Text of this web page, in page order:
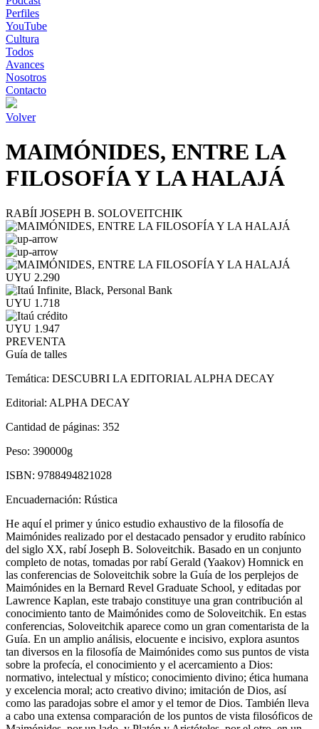
Perfiles
YouTube
Cultura
Todos
Avances
Nosotros
Contacto
Volver
MAIMÓNIDES, ENTRE LA
FILOSOFÍA Y LA HALAJÁ
RABÍI JOSEPH B. SOLOVEITCHIK
UYU 2.290
UYU 1.718
UYU 1.947
PREVENTA
Guía de talles
Temática: DESCUBRI LA EDITORIAL ALPHA DECAY
Editorial: ALPHA DECAY
Cantidad de páginas: 352
Peso: 390000g
ISBN: 9788494821028
Encuadernación: Rústica
He aquí el primer y único estudio exhaustivo de la filosofía de
Maimónides realizado por el destacado pensador y erudito rabínico
del siglo XX, rabí Joseph B. Soloveitchik. Basado en un conjunto
completo de notas, tomadas por rabí Gerald (Yaakov) Homnick en
las conferencias de Soloveitchik sobre la Guía de los perplejos de
Maimónides en la Bernard Revel Graduate School, y editadas por
Lawrence Kaplan, este trabajo constituye una gran contribución al
conocimiento tanto de Maimónides como de Soloveitchik. En estas
conferencias, Soloveitchik aparece como un gran comentarista de la
Guía. En un amplio análisis, elocuente e incisivo, explora asuntos
tan diversos en la filosofía de Maimónides como sus puntos de vista
sobre la profecía, el conocimiento y el acercamiento a Dios:
normativo, intelectual y místico; conocimiento divino; ética humana
y excelencia moral; acto creativo divino; imitación de Dios, así
como las paradojas sobre el amor y el temor de Dios. También lleva
a cabo una extensa comparación de los puntos de vista filosóficos de